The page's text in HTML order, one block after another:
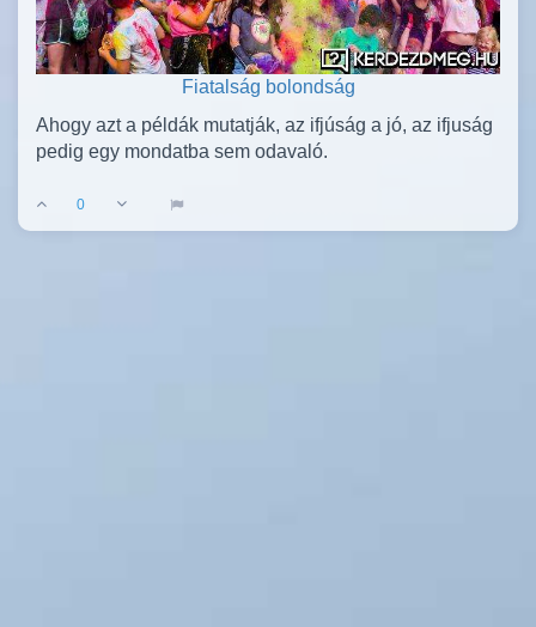
Fiatalság bolondság
Ahogy azt a példák mutatják, az ifjúság a jó, az ifjuság
pedig egy mondatba sem odavaló.
0